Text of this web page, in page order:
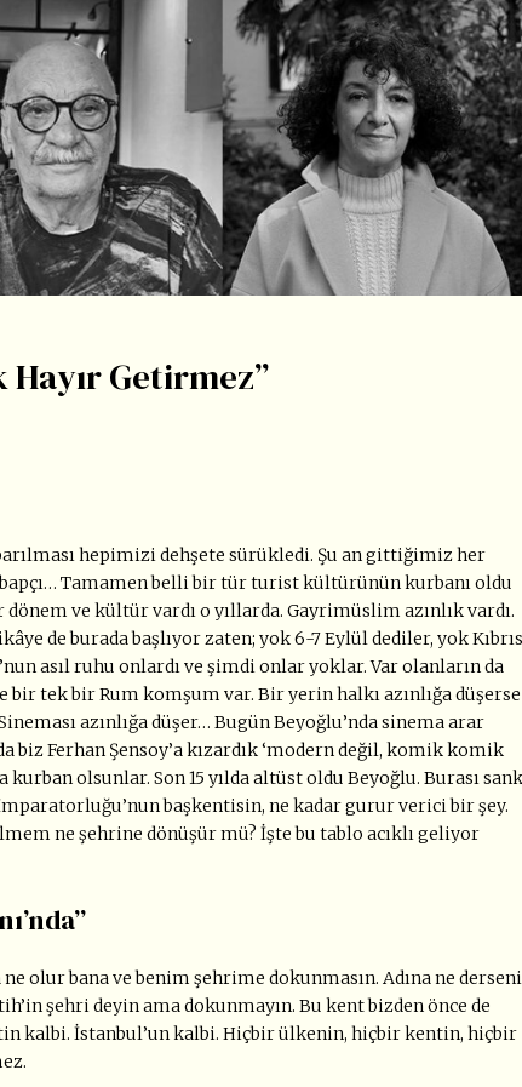
Getirmez”
hepimizi dehşete sürükledi. Şu an gittiğimiz her
Tamamen belli bir tür turist kültürünün kurbanı oldu
ve kültür vardı o yıllarda. Gayrimüslim azınlık vardı.
de burada başlıyor zaten; yok 6-7 Eylül dediler, yok Kıbrıs
asıl ruhu onlardı ve şimdi onlar yoklar. Var olanların da
bir tek bir Rum komşum var. Bir yerin halkı azınlığa düşerse
azınlığa düşer… Bugün Beyoğlu’nda sinema arar
biz Ferhan Şensoy’a kızardık ‘modern değil, komik komik
olsunlar. Son 15 yılda altüst oldu Beyoğlu. Burası
başkentisin, ne kadar gurur verici bir şey.
ne şehrine dönüşür mü? İşte bu tablo acıklı geliyor
olur bana ve benim şehrime dokunmasın. Adına ne
şehri deyin ama dokunmayın. Bu kent bizden önce de
kalbi. İstanbul’un kalbi. Hiçbir ülkenin, hiçbir kentin, hiçbir